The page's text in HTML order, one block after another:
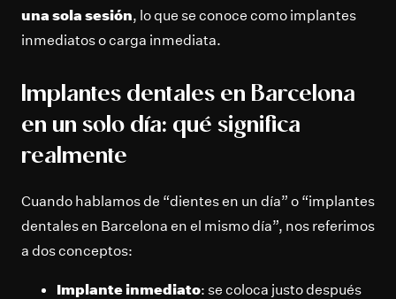
una sola sesión, lo que se conoce como implantes
inmediatos o carga inmediata.
Implantes dentales en Barcelona
en un solo día: qué significa
realmente
Cuando hablamos de “dientes en un día” o “implantes
dentales en Barcelona en el mismo día”, nos referimos
a dos conceptos:
Implante inmediato: se coloca justo después